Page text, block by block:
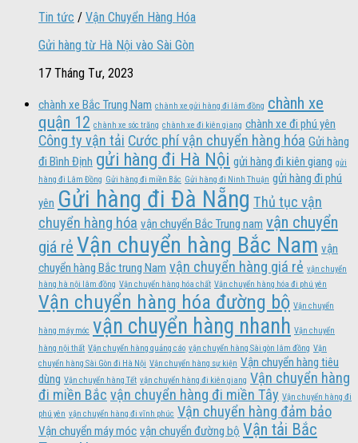
Tin tức / Vận Chuyển Hàng Hóa
Gửi hàng từ Hà Nội vào Sài Gòn
17 Tháng Tư, 2023
chành xe Bắc Trung Nam chành xe gửi hàng đi lâm đồng chành xe
quận 12 chành xe sóc trăng chành xe đi kiên giang chành xe đi phú yên
Công ty vận tải Cước phí vận chuyển hàng hóa Gửi hàng
đi Bình Định gửi hàng đi Hà Nội gửi hàng đi kiên giang gửi
hàng đi Lâm Đồng Gửi hàng đi miền Bắc Gửi hàng đi Ninh Thuận gửi hàng đi phú
yên Gửi hàng đi Đà Nẵng Thủ tục vận
chuyển hàng hóa vận chuyển Bắc Trung nam vận chuyển
giá rẻ Vận chuyển hàng Bắc Nam vận
chuyển hàng Bắc trung Nam vận chuyển hàng giá rẻ vận chuyển
hàng hà nội lâm đồng Vận chuyển hàng hóa chất Vận chuyển hàng hóa đi phú yên
Vận chuyển hàng hóa đường bộ Vận chuyển
hàng máy móc vận chuyển hàng nhanh Vận chuyển
hàng nội thất Vận chuyển hàng quảng cáo vận chuyển hàng Sài gòn lâm đồng Vận
chuyển hàng Sài Gòn đi Hà Nội Vận chuyển hàng sự kiện Vận chuyển hàng tiêu
dùng Vận chuyển hàng Tết vận chuyển hàng đi kiên giang Vận chuyển hàng
đi miền Bắc vận chuyển hàng đi miền Tây Vận chuyển hàng đi
phú yên vận chuyển hàng đi vĩnh phúc Vận chuyển hàng đảm bảo
Vận chuyển máy móc vận chuyển đường bộ Vận tải Bắc